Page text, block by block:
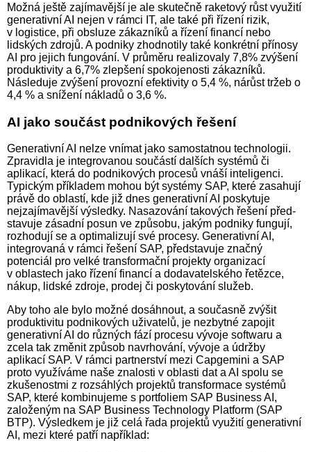
Možná ještě zajímavější je ale skutečně raketový růst využití
generativní AI nejen v rámci IT, ale také při řízení rizik,
v logistice, při obsluze zákazníků a řízení financí nebo
lidských zdrojů. A podniky zhodnotily také konkrétní přínosy
AI pro jejich fungování. V průměru realizovaly 7,8% zvýšení
produktivity a 6,7% zlepšení spokojenosti zákazníků.
Následuje zvýšení provozní efektivity o 5,4 %, nárůst tržeb o
4,4 % a snížení nákladů o 3,6 %.
AI jako součást podnikových řešení
Generativní AI nelze vnímat jako samostatnou technologii.
Zpravidla je integrovanou součástí dalších systémů či
aplikací, která do pod­ni­ko­vých procesů vnáší inteligenci.
Typickým příkladem mohou být sys­té­my SAP, které zasahují
právě do oblastí, kde již dnes generativní AI poskytuje
nejzajímavější výsledky. Nasazování takových řešení před­
sta­vu­je zásadní posun ve způsobu, jakým podniky fungují,
rozhodují se a optimalizují své procesy. Generativní AI,
integrovaná v rámci řešení SAP, představuje značný
potenciál pro velké transformační projekty organizací
v oblastech jako řízení financí a dodavatelského řetězce,
nákup, lidské zdroje, prodej či poskytování služeb.
Aby toho ale bylo možné dosáhnout, a současně zvýšit
produktivitu podnikových uživatelů, je nezbytné zapojit
generativní AI do různých fází procesu vývoje softwaru a
zcela tak změnit způsob navrhování, vývoje a údržby
aplikací SAP. V rámci partnerství mezi Capgemini a SAP
proto využíváme naše znalosti v oblasti dat a AI spolu se
zkušenostmi z rozsáhlých projektů transformace systémů
SAP, které kombinujeme s portfoliem SAP Business AI,
založeným na SAP Business Technology Platform (SAP
BTP). Výsledkem je již celá řada projektů využití generativní
AI, mezi které patří například: